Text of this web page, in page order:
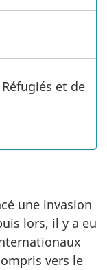
et de
une invasion
lors, il y a eu
vers le